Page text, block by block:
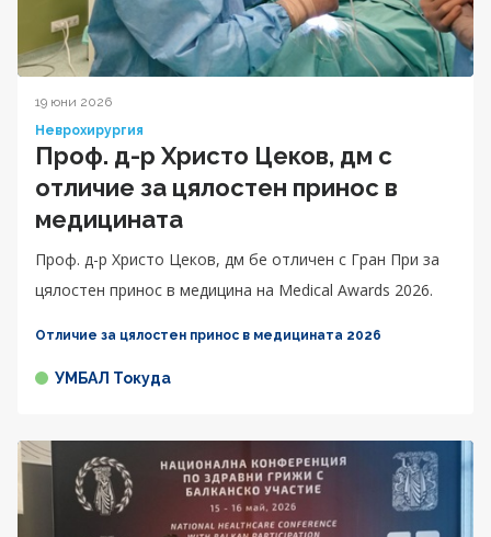
19 юни 2026
Неврохирургия
Проф. д-р Христо Цеков, дм с
отличие за цялостен принос в
медицината
Проф. д-р Христо Цеков, дм бе отличен с Гран При за
цялостен принос в медицина на Medical Awards 2026.
Отличие за цялостен принос в медицината 2026
УМБАЛ Токуда